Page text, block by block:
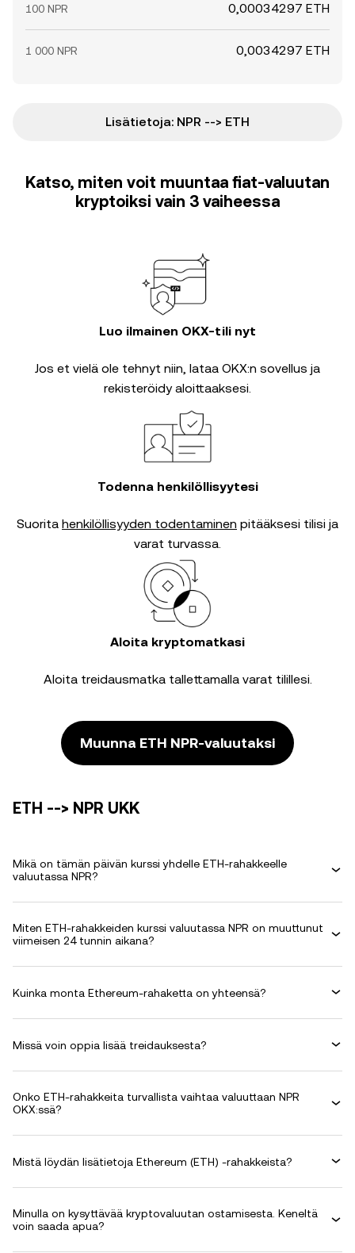
100 NPR 0,00034297 ETH
1 000 NPR 0,0034297 ETH
Lisätietoja: NPR --> ETH
Katso, miten voit muuntaa fiat-valuutan
kryptoiksi vain 3 vaiheessa
Luo ilmainen OKX-tili nyt
Jos et vielä ole tehnyt niin, lataa OKX:n sovellus ja
rekisteröidy aloittaaksesi.
Todenna henkilöllisyytesi
Suorita henkilöllisyyden todentaminen pitääksesi tilisi ja
varat turvassa.
Aloita kryptomatkasi
Aloita treidausmatka tallettamalla varat tilillesi.
Muunna ETH NPR-valuutaksi
ETH --> NPR UKK
Mikä on tämän päivän kurssi yhdelle ETH-rahakkeelle
valuutassa NPR?
Miten ETH-rahakkeiden kurssi valuutassa NPR on muuttunut
viimeisen 24 tunnin aikana?
Kuinka monta Ethereum-rahaketta on yhteensä?
Missä voin oppia lisää treidauksesta?
Onko ETH-rahakkeita turvallista vaihtaa valuuttaan NPR
OKX:ssä?
Mistä löydän lisätietoja Ethereum (ETH) -rahakkeista?
Minulla on kysyttävää kryptovaluutan ostamisesta. Keneltä
voin saada apua?